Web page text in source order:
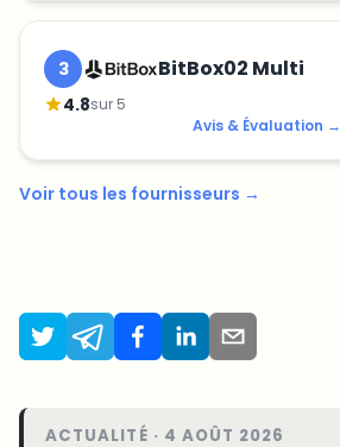
3 BitBox02 Multi
4.8sur 5
Avis & Évaluation →
Voir tous les fournisseurs →
ACTUALITÉ · 4 AOÛT 2026